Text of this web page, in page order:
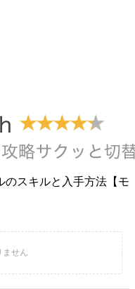
のスキルと入手方法【モ